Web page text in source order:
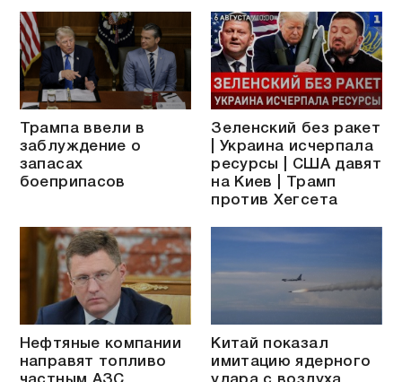
Трампа ввели в
заблуждение о
запасах
боеприпасов
Зеленский без ракет
| Украина исчерпала
ресурсы | США давят
на Киев | Трамп
против Хегсета
Нефтяные компании
направят топливо
Китай показал
имитацию ядерного